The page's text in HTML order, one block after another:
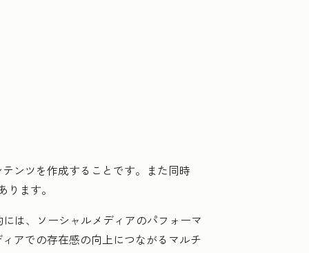
ンツを作成することです。また同時
ます。
は、ソーシャルメディアのパフォーマ
アでの存在感の向上につながるマルチ